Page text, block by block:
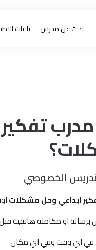
بحث عن مدرس باقات
الخصوصي
ابداعي وحل مشكلات
او مكاملة هاتفية قبل
في اي وقت وفي اي مكان